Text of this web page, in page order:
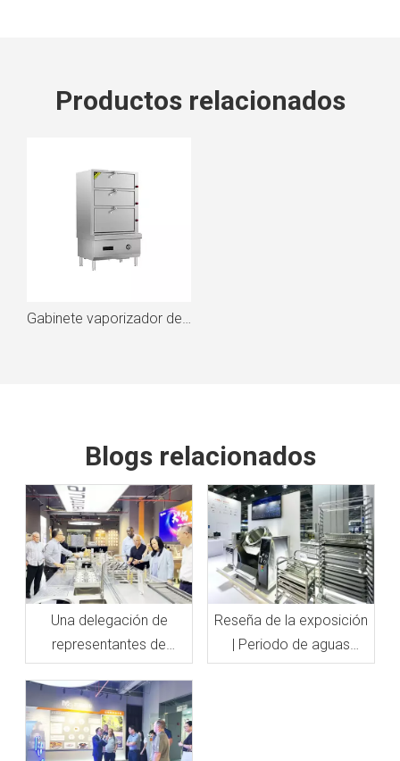
Productos relacionados
Gabinete vaporizador de mariscos Mantru.E W900 de 3 puertas
Blogs relacionados
Una delegación de
representantes de
Sacramento, California
visitó Mantru.E
Reseña de la exposición
| Periodo de aguas
termales digitales,